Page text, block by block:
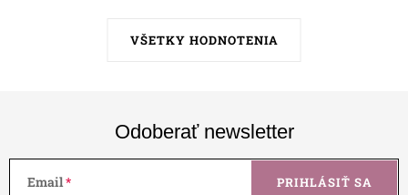
VŠETKY HODNOTENIA
Odoberať newsletter
Email PRIHLÁSIŤ SA